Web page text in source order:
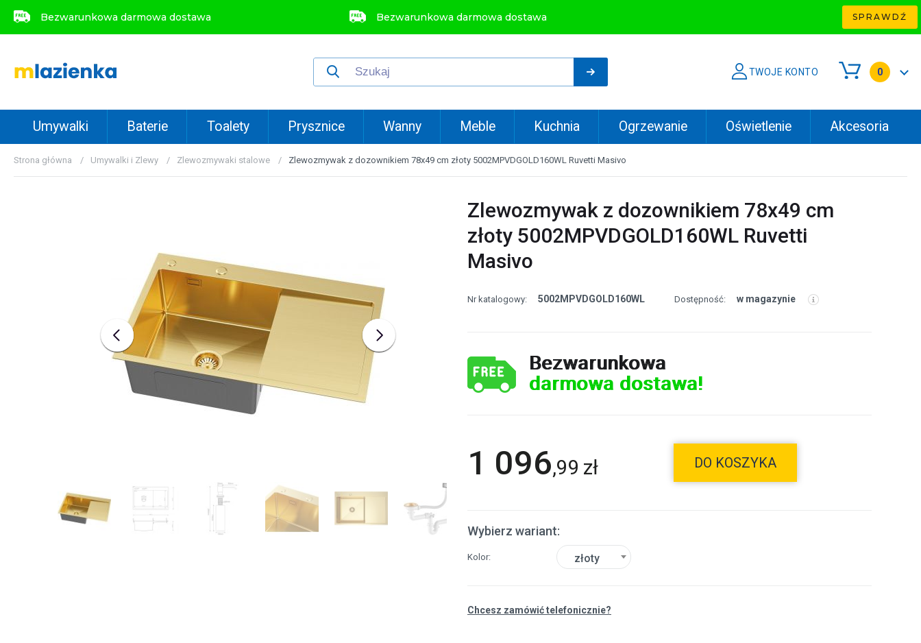
Bezwarunkowa darmowa dostawa Bezwarunkowa darmowa dostawa SPRAWDŹ
TWOJE KONTO 0
Umywalki Baterie Toalety Prysznice Wanny Meble Kuchnia Ogrzewanie Oświetlenie Akcesoria
Strona główna Umywalki i Zlewy Zlewozmywaki stalowe Zlewozmywak z dozownikiem 78x49 cm złoty 5002MPVDGOLD160WL Ruvetti Masivo
Zlewozmywak z dozownikiem 78x49 cm
złoty 5002MPVDGOLD160WL Ruvetti
Masivo
Nr katalogowy: 5002MPVDGOLD160WL Dostępność: w magazynie
Bezwarunkowa
darmowa dostawa!
1 096,99 zł DO KOSZYKA
Wybierz wariant:
Kolor złoty
Chcesz zamówić telefonicznie?